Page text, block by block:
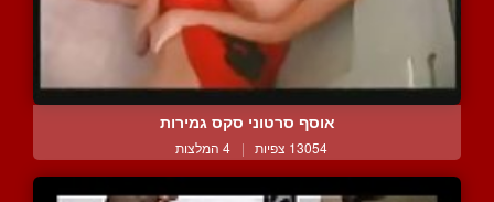
אוסף סרטוני סקס גמירות
13054 צפיות | 4 המלצות